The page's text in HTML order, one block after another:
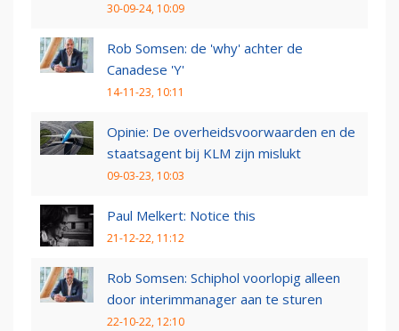
30-09-24, 10:09
Rob Somsen: de 'why' achter de
Canadese 'Y'
14-11-23, 10:11
Opinie: De overheidsvoorwaarden en de
staatsagent bij KLM zijn mislukt
09-03-23, 10:03
Paul Melkert: Notice this
21-12-22, 11:12
Rob Somsen: Schiphol voorlopig alleen
door interimmanager aan te sturen
22-10-22, 12:10